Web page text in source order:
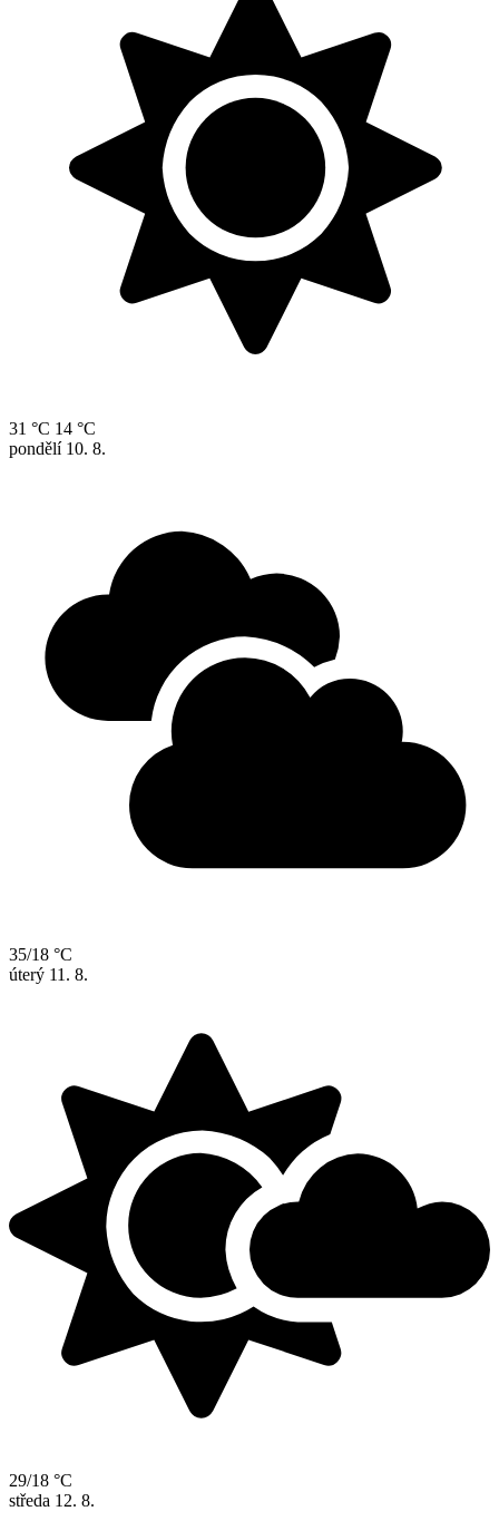
31 °C 14 °C
pondělí 10. 8.
35/18 °C
úterý 11. 8.
29/18 °C
středa 12. 8.